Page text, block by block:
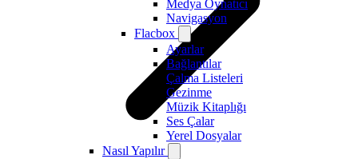
Medya Oynatıcı
Navigasyon
Flacbox
Ayarlar
Bağlantılar
Çalma Listeleri
Gezinme
Müzik Kitaplığı
Ses Çalar
Yerel Dosyalar
Nasıl Yapılır